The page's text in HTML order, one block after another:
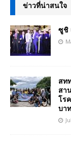
ข่าวที่น่าสนใจ
ซูชิ
สท
สา
โร
บาท